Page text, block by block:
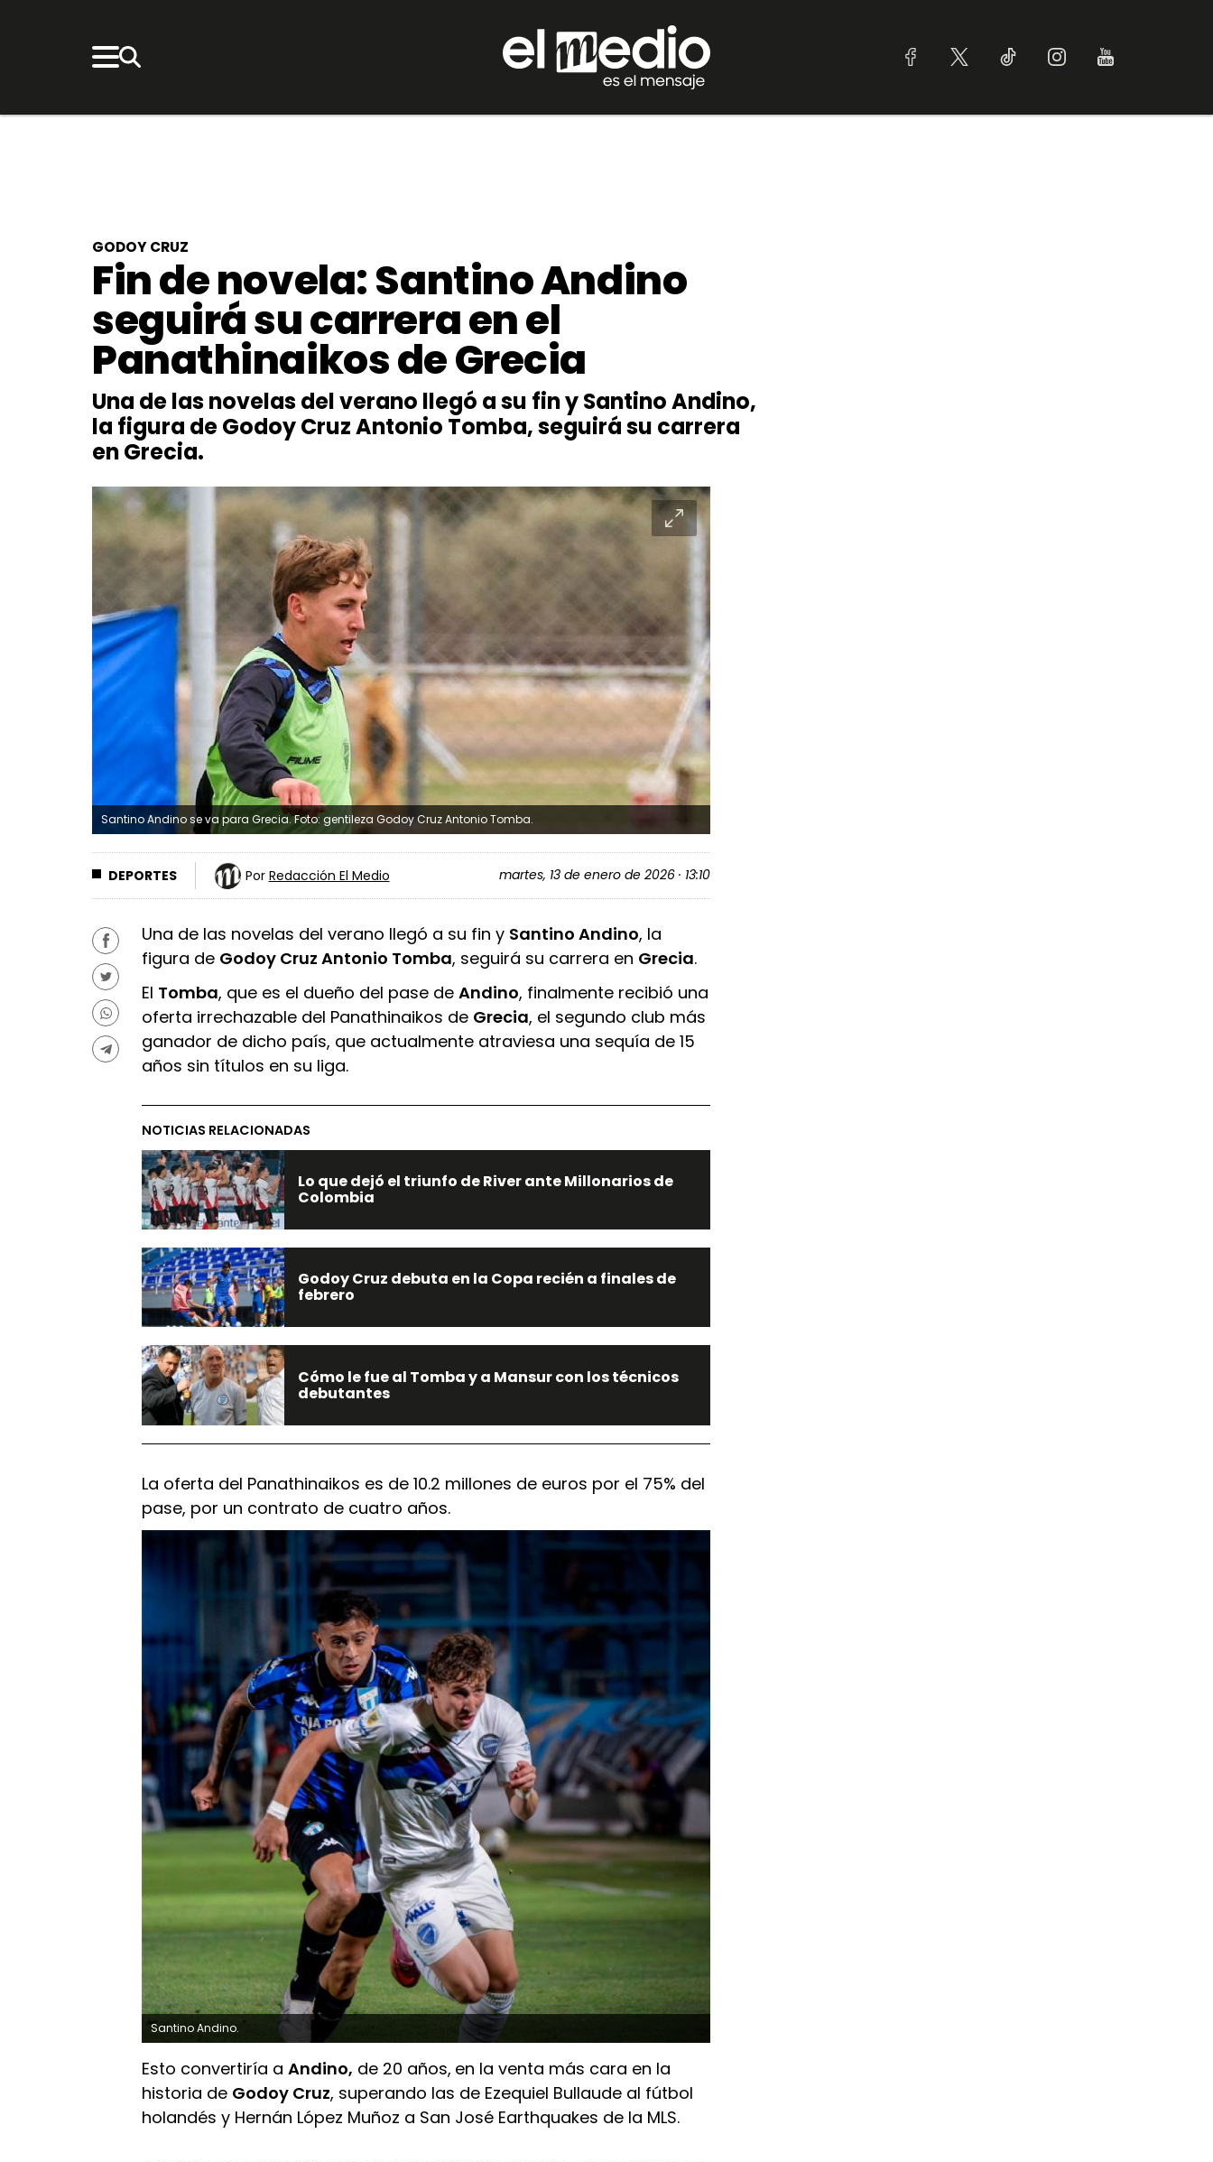
GODOY CRUZ
Fin de novela: Santino Andino
seguirá su carrera en el
Panathinaikos de Grecia
Una de las novelas del verano llegó a su fin y Santino Andino,
la figura de Godoy Cruz Antonio Tomba, seguirá su carrera
en Grecia.
Santino Andino se va para Grecia. Foto: gentileza Godoy Cruz Antonio Tomba.
DEPORTES Por Redacción El Medio martes, 13 de enero de 2026 · 13:10
Una de las novelas del verano llegó a su fin y Santino Andino, la
figura de Godoy Cruz Antonio Tomba, seguirá su carrera en Grecia.
El Tomba, que es el dueño del pase de Andino, finalmente recibió una
oferta irrechazable del Panathinaikos de Grecia, el segundo club más
ganador de dicho país, que actualmente atraviesa una sequía de 15
años sin títulos en su liga.
NOTICIAS RELACIONADAS
Lo que dejó el triunfo de River ante Millonarios de
Colombia
Godoy Cruz debuta en la Copa recién a finales de
febrero
Cómo le fue al Tomba y a Mansur con los técnicos
debutantes
La oferta del Panathinaikos es de 10.2 millones de euros por el 75% del
pase, por un contrato de cuatro años.
Santino Andino.
Esto convertiría a Andino, de 20 años, en la venta más cara en la
historia de Godoy Cruz, superando las de Ezequiel Bullaude al fútbol
holandés y Hernán López Muñoz a San José Earthquakes de la MLS.